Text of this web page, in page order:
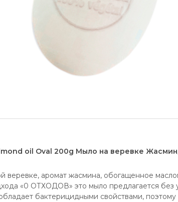
oil Oval 200g Мыло на веревке
веревке, аромат жасмина, обогащенное
«0 ОТХОДОВ» это мыло предлагается без
бактерицидными свойствами, поэтому